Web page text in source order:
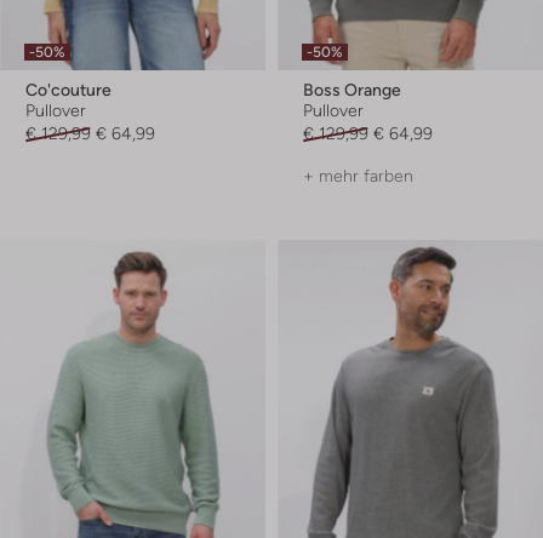
-50%
Co'couture
Pullover
€ 129,99 € 64,99
-50%
Boss Orange
Pullover
€ 129,99 € 64,99
+ mehr farben